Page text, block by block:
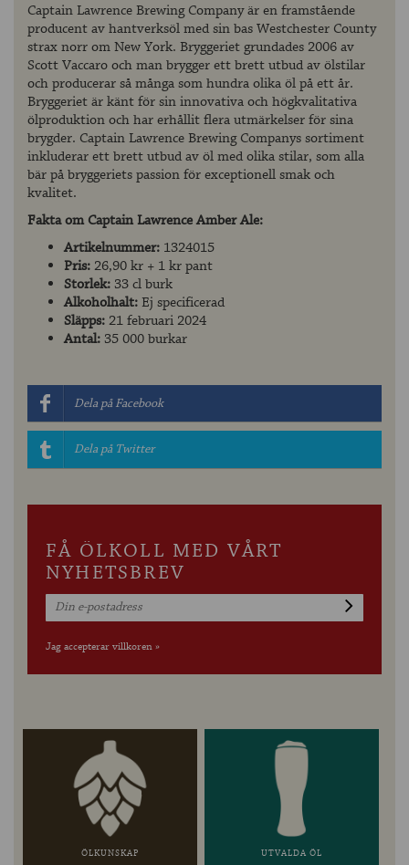
Captain Lawrence Brewing Company är en framstående
producent av hantverksöl med sin bas Westchester County
strax norr om New York. Bryggeriet grundades 2006 av
Scott Vaccaro och man brygger ett brett utbud av ölstilar
och producerar så många som hundra olika öl på ett år.
Bryggeriet är känt för sin innovativa och högkvalitativa
ölproduktion och har erhållit flera utmärkelser för sina
brygder. Captain Lawrence Brewing Companys sortiment
inkluderar ett brett utbud av öl med olika stilar, som alla
bär på bryggeriets passion för exceptionell smak och
kvalitet.
Fakta om Captain Lawrence Amber Ale:
Artikelnummer: 1324015
Pris:26,90 kr + 1 kr pant
Storlek: 33 cl burk
Alkoholhalt:Ej specificerad
Släpps:21 februari 2024
Antal: 35 000 burkar
Dela på Facebook
Dela på Twitter
FÅ ÖLKOLL MED VÅRT
NYHETSBREV
Jag accepterar villkoren »
ÖLKUNSKAP UTVALDA ÖL